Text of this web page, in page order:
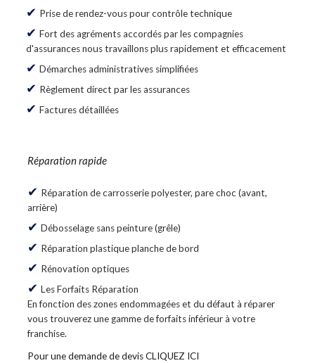
Prise de rendez-vous pour contrôle technique
Fort des agréments accordés par les compagnies
d'assurances nous travaillons plus rapidement et efficacement
Démarches administratives simplifiées
Règlement direct par les assurances
Factures détaillées
Réparation rapide
Réparation de carrosserie polyester, pare choc (avant,
arrière)
Débosselage sans peinture (grêle)
Réparation plastique planche de bord
Rénovation optiques
Les Forfaits Réparation
En fonction des zones endommagées et du défaut à réparer
vous trouverez une gamme de forfaits inférieur à votre
franchise.
Pour une demande de devis CLIQUEZ ICI